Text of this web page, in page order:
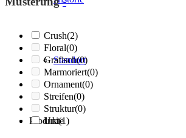
Standort
Produkte
Crush(2)
Floral(0)
Grafisch(0)
Marmoriert(0)
Ornament(0)
Streifen(0)
Struktur(0)
Uni(1)